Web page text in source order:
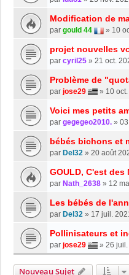
Modification de
par gould 44 » 10
projet nouvelles
par cyril25 » 21 oct.
Problème de
par jose29 » 10
Voici mes petits
par gegegeo2010. »
bébés bichons et
par Del32 » 20 août
GOULD, C'est
par Nath_2638 » 12
Les bébés de
par Del32 » 17 juil.
Pollinisateurs et
par jose29 » 26 juil.
Nouveau Sujet